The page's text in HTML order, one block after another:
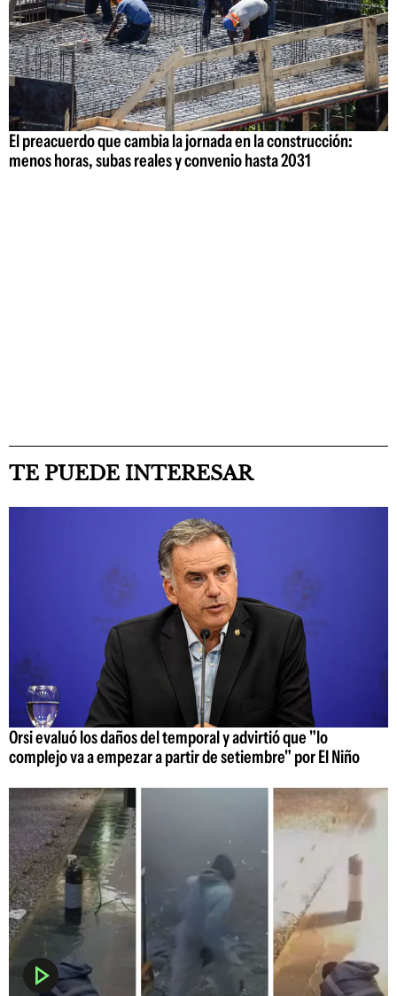
El preacuerdo que cambia la jornada en la construcción:
menos horas, subas reales y convenio hasta 2031
TE PUEDE INTERESAR
Orsi evaluó los daños del temporal y advirtió que "lo
complejo va a empezar a partir de setiembre" por El Niño